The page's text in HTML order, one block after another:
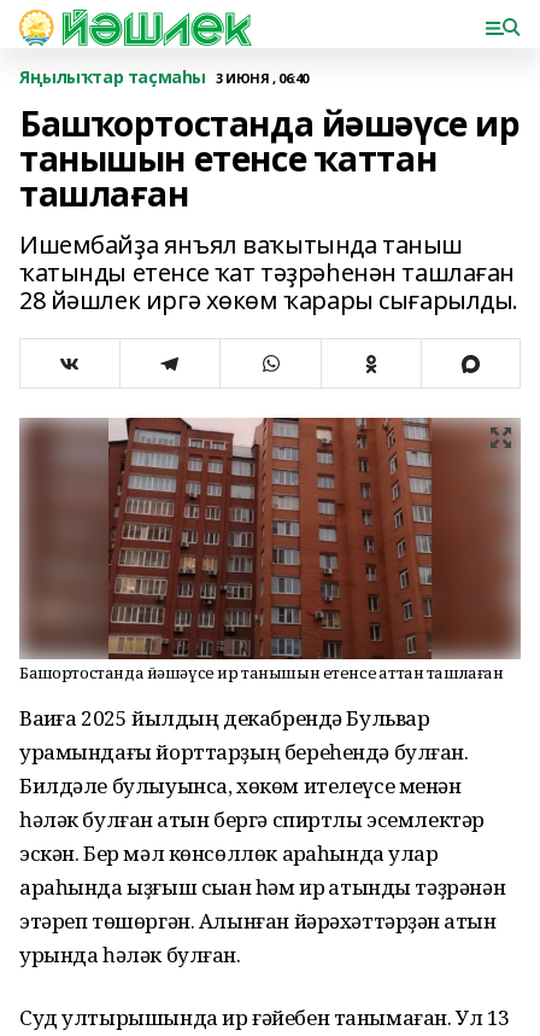
Яңылыҡтар таҫмаһы 3 ИЮНЯ , 06:40
Башҡортостанда йәшәүсе ир
танышын етенсе ҡаттан
ташлаған
Ишембайҙа янъял ваҡытында таныш
ҡатынды етенсе ҡат тәҙрәһенән ташлаған
28 йәшлек иргә хөкөм ҡарары сығарылды.
Башҡортостанда йәшәүсе ир танышын етенсе ҡаттан ташлаған
Ваҡиға 2025 йылдың декабрендә Бульвар
урамындағы йорттарҙың береһендә булған.
Билдәле булыуынса, хөкөм ителеүсе менән
һәләк булған ҡатын бергә спиртлы эсемлектәр
эскән. Бер мәл көнсөллөк арҡаһында улар
араһында ыҙғыш сыҡҡан һәм ир ҡатынды тәҙрәнән
этәреп төшөргән. Алынған йәрәхәттәрҙән ҡатын
урында һәләк булған.
Суд ултырышында ир ғәйебен танымаған. Ул 13